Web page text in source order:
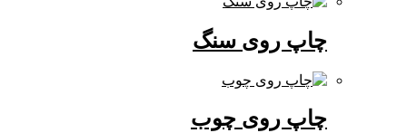
چاپ روی سنگ
چاپ روی چوب